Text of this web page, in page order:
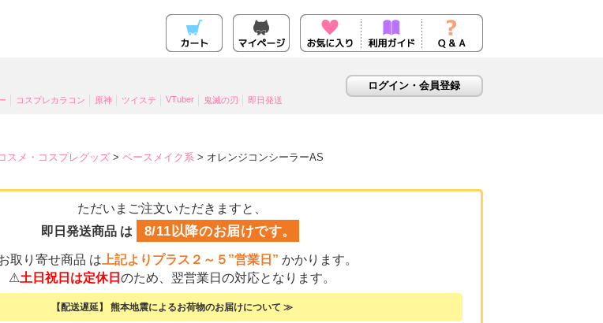
コスプレカラコン 原神 ツイステ VTuber 鬼滅の刃 即日発送
スメ・コスプレグッズ > ベースメイク系 > オレンジコンシーラーAS
ただいまご注文いただきますと、
即日発送商品 は
8/11以降のお届けです。
取り寄せ商品 は 上記よりプラス２～５”営業日” かかります。
⚠土日祝日は定休日 のため、翌営業日の対応となります。
【配送遅延】 熊本地震によるお荷物のお届けについて ≫